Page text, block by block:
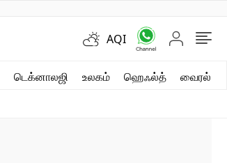
AQI
டெக்னாலஜி உலகம் ஹெஃல்த் வைரல்